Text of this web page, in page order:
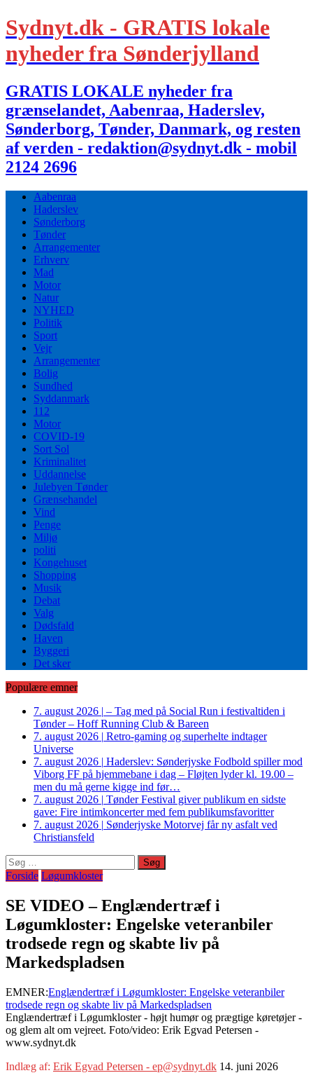
Sydnyt.dk - GRATIS lokale
nyheder fra Sønderjylland
GRATIS LOKALE nyheder fra
grænselandet, Aabenraa, Haderslev,
Sønderborg, Tønder, Danmark, og resten
af verden - redaktion@sydnyt.dk - mobil
2124 2696
Aabenraa
Haderslev
Sønderborg
Tønder
Arrangementer
Erhverv
Mad
Motor
Natur
NYHED
Politik
Sport
Vejr
Arrangementer
Bolig
Sundhed
Syddanmark
112
Motor
COVID-19
Sort Sol
Kriminalitet
Uddannelse
Julebyen Tønder
Grænsehandel
Vind
Penge
Miljø
politi
Kongehuset
Shopping
Musik
Debat
Valg
Dødsfald
Haven
Byggeri
Det sker
Populære emner
7. august 2026 | – Tag med på Social Run i festivaltiden i
Tønder – Hoff Running Club & Bareen
7. august 2026 | Retro-gaming og superhelte indtager
Universe
7. august 2026 | Haderslev: Sønderjyske Fodbold spiller mod
Viborg FF på hjemmebane i dag – Fløjten lyder kl. 19.00 –
men du må gerne kigge ind før…
7. august 2026 | Tønder Festival giver publikum en sidste
gave: Fire intimkoncerter med fem publikumsfavoritter
7. august 2026 | Sønderjyske Motorvej får ny asfalt ved
Christiansfeld
Søg
efter:
Forside Løgumkloster
SE VIDEO – Englændertræf i
Løgumkloster: Engelske veteranbiler
trodsede regn og skabte liv på
Markedspladsen
EMNER:Englændertræf i Løgumkloster: Engelske veteranbiler
trodsede regn og skabte liv på Markedspladsen
Englændertræf i Løgumkloster - højt humør og prægtige køretøjer -
og glem alt om vejreet. Foto/video: Erik Egvad Petersen -
www.sydnyt.dk
Indlæg af: Erik Egvad Petersen - ep@sydnyt.dk 14. juni 2026